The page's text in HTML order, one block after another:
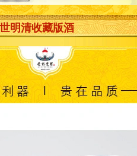
明清收藏版酒